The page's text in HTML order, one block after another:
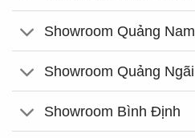
Showroom Quảng Nam
Showroom Quảng Ngãi
Showroom Bình Định